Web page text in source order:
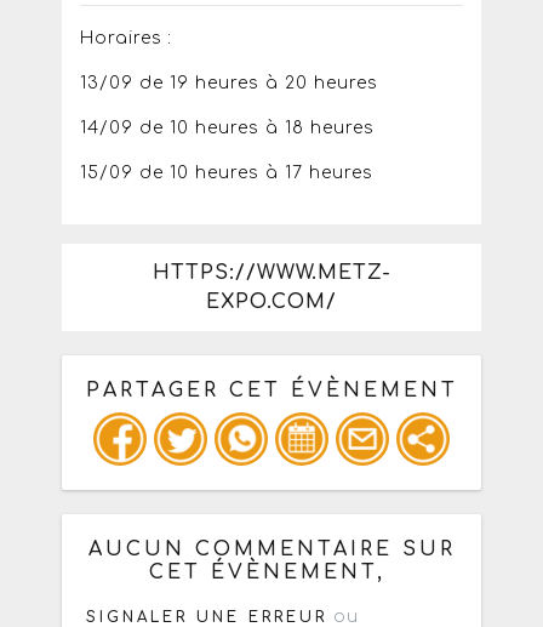
Horaires :
13/09 de 19 heures à 20 heures
14/09 de 10 heures à 18 heures
15/09 de 10 heures à 17 heures
HTTPS://WWW.METZ-
EXPO.COM/
PARTAGER CET ÉVÈNEMENT
Copiez les infos ci-dessous pour un
: mail / forum / réseau social
AUCUN COMMENTAIRE SUR
CET ÉVÈNEMENT,
SIGNALER UNE ERREUR
ou